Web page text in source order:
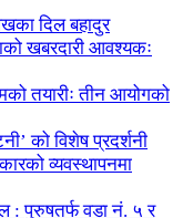
दिल बहादुर
खबरदारी आवश्यकः
तयारीः तीन आयोगको
को विशेष प्रदर्शनी
व्यवस्थापनमा
: पुरुषतर्फ वडा नं. ५ र